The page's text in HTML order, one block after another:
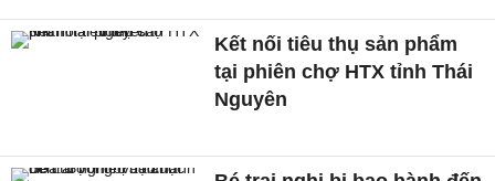
Kết nối tiêu thụ sản phẩm
tại phiên chợ HTX tỉnh Thái
Nguyên